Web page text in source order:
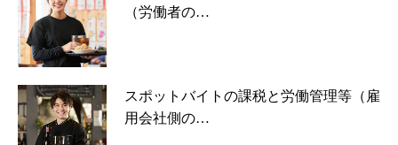
（労働者の…
スポットバイトの課税と労働管理等（雇
用会社側の…